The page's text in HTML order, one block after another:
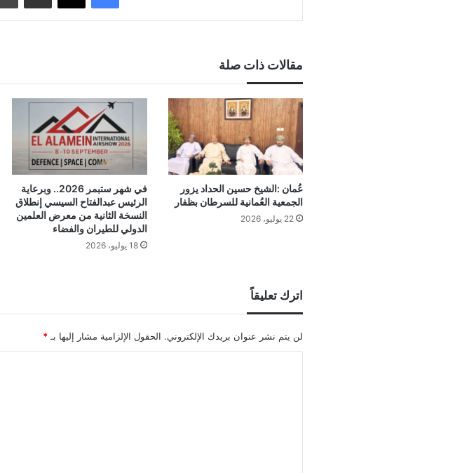
مقالات ذات صلة
عُمان :الشيخ حسين الحداد يزور
الجمعية العُمانية للسرطان بظفار
22 يوليو، 2026
في شهر ستبمر 2026.. وبرعاية
الرئيس عبدالفتاح السيسي إنطلاق
النسخة الثانية من معرض العلمين
الدولي للطيران والفضاء
18 يوليو، 2026
اترك تعليقاً
لن يتم نشر عنوان بريدك الإلكتروني. الحقول الإلزامية مشار إليها بـ *